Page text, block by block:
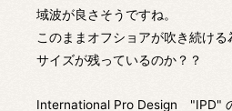
域波が良さそうですね。
このままオフショアが吹き続け
サイズが残っているのか？？
International Pro Design "IPD"